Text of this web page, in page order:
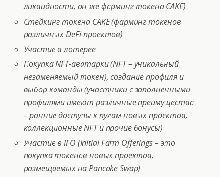
ликвидности, он же фарминг токена CAKE)
Стейкинг токена CAKE (фарминг токенов
различных DeFi-проектов)
Участие в лотерее
Покупка NFT-аватарки (NFT – уникальный
незаменяемый токен), создание профиля и
выбор команды (участники с заполненными
профилями имеют различные преимущества
– ранние доступы к пулам новых проектов,
коллекционные NFT и прочие бонусы)
Участие в IFO (Initial Farm Offerings – это
покупка токенов новых проектов,
размещаемых на Pancake Swap)